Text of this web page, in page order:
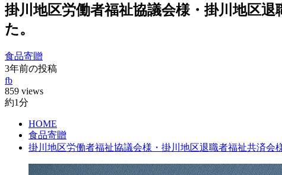
掛川地区労働者福祉協議会様・掛川地区
た。
食品寄贈
3年前の投稿
fb
859 views
約1分
HOME
食品寄贈
掛川地区労働者福祉協議会様・掛川地区退職者福祉共済